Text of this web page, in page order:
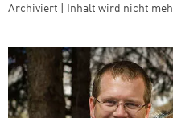
Archiviert | Inhalt wird nicht